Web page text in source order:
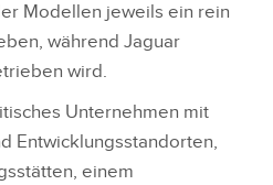
Modellen jeweils ein rein
während Jaguar
wird.
Unternehmen mit
Entwicklungsstandorten,
einem